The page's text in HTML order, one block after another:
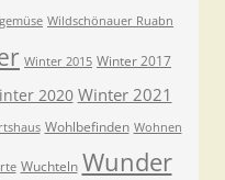
Wildschönauer Ruabn
Winter 2015 Winter 2017
2020 Winter 2021
Wohlbefinden Wohnen
Wuchteln Wunder